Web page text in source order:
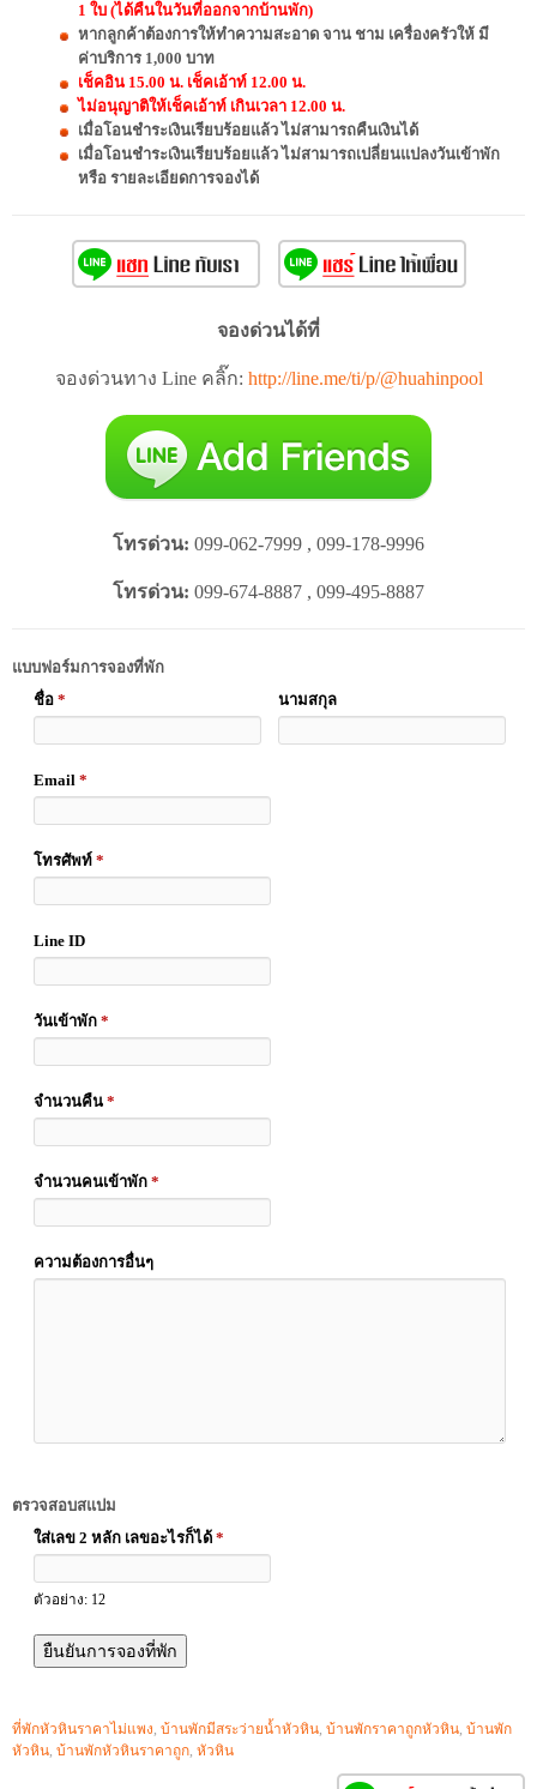
1 ใบ (ได้คืนในวันที่ออกจากบ้านพัก)
หากลูกค้าต้องการให้ทำความสะอาด จาน ชาม เครื่องครัวให้ มี
ค่าบริการ 1,000 บาท
เช็คอิน 15.00 น. เช็คเอ้าท์ 12.00 น.
ไม่อนุญาติให้เช็คเอ้าท์ เกินเวลา 12.00 น.
เมื่อโอนชำระเงินเรียบร้อยแล้ว ไม่สามารถคืนเงินได้
เมื่อโอนชำระเงินเรียบร้อยแล้ว ไม่สามารถเปลี่ยนแปลงวันเข้าพัก
หรือ รายละเอียดการจองได้
จองด่วนได้ที่
จองด่วนทาง Line คลิ๊ก: http://line.me/ti/p/@huahinpool
โทรด่วน: 099-062-7999 , 099-178-9996
โทรด่วน: 099-674-8887 , 099-495-8887
แบบฟอร์มการจองที่พัก
ชื่อ * นามสกุล
Email *
โทรศัพท์ *
Line ID
วันเข้าพัก *
จำนวนคืน *
จำนวนคนเข้าพัก *
ความต้องการอื่นๆ
ตรวจสอบสแปม
ใส่เลข 2 หลัก เลขอะไรก็ได้ *
ตัวอย่าง: 12
ที่พักหัวหินราคาไม่แพง, บ้านพักมีสระว่ายน้ำหัวหิน, บ้านพักราคาถูกหัวหิน, บ้านพัก
หัวหิน, บ้านพักหัวหินราคาถูก, หัวหิน